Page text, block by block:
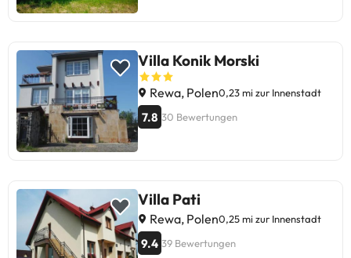
Villa Konik Morski
Rewa, Polen0,23 mi zur Innenstadt
7.8 30 Bewertungen
Villa Pati
Rewa, Polen0,25 mi zur Innenstadt
9.4 39 Bewertungen